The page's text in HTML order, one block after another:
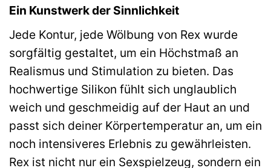
Ein Kunstwerk der Sinnlichkeit
Jede Kontur, jede Wölbung von Rex wurde
sorgfältig gestaltet, um ein Höchstmaß an
Realismus und Stimulation zu bieten. Das
hochwertige Silikon fühlt sich unglaublich
weich und geschmeidig auf der Haut an und
passt sich deiner Körpertemperatur an, um ein
noch intensiveres Erlebnis zu gewährleisten.
Rex ist nicht nur ein Sexspielzeug, sondern ein